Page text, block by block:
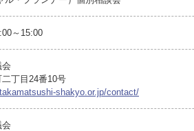
～15:00
丁目24番10号
shakyo.or.jp/contact/